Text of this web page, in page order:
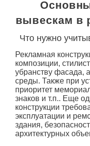
вывескам в
Что нужно
Рекламная
композиции,
убранству фасада,
среды. Также при
приоритет
знаков и т.п.. Еще
конструкции
эксплуатации и
здания,
архитектурных